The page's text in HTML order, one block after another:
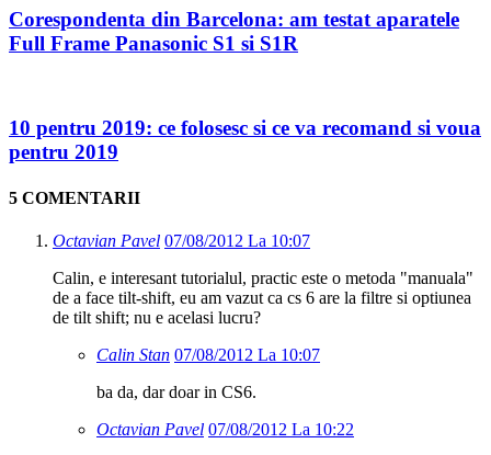
Corespondenta din Barcelona: am testat aparatele
Full Frame Panasonic S1 si S1R
10 pentru 2019: ce folosesc si ce va recomand si voua
pentru 2019
5 COMENTARII
Octavian Pavel 07/08/2012 La 10:07
Calin, e interesant tutorialul, practic este o metoda "manuala"
de a face tilt-shift, eu am vazut ca cs 6 are la filtre si optiunea
de tilt shift; nu e acelasi lucru?
Calin Stan 07/08/2012 La 10:07
ba da, dar doar in CS6.
Octavian Pavel 07/08/2012 La 10:22